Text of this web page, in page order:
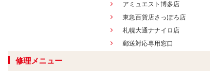
アミュエスト博多店
東急百貨店さっぽろ店
札幌大通ナナイロ店
郵送対応専用窓口
修理メニュー